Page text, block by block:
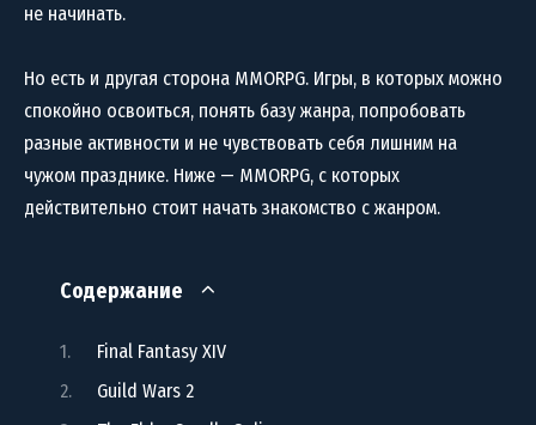
не начинать.
Но есть и другая сторона MMORPG. Игры, в которых можно
спокойно освоиться, понять базу жанра, попробовать
разные активности и не чувствовать себя лишним на
чужом празднике. Ниже — MMORPG, с которых
действительно стоит начать знакомство с жанром.
Содержание
Final Fantasy XIV
Guild Wars 2